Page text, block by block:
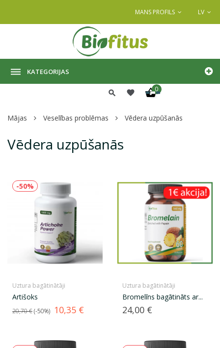
MANS PROFILS LV
KATEGORIJAS
0
Mājas Veselības problēmas Vēdera uzpūšanās
Vēdera uzpūšanās
-50%
Uztura bagātinātāji
Artišoks
Standarta
cena
20,70 € -50% Cena
10,35 €
Uztura bagātinātāji
Bromelīns bagātināts ar...
Cena
24,00 €